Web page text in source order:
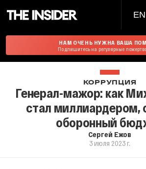
EN
НАМ ОЧЕНЬ НУЖНА ВАША
Подпишитесь на регулярные
КОРРУПЦИЯ
Генерал-мажор: как
стал миллиардером,
оборонный
Сергей Ежов
3 июля 2023 г.